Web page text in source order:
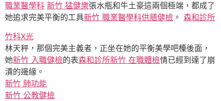
職業醫學科 新竹 猛健樂張水瓶和牛土豪這兩個極端，都成了
她追求完美平衡的工具新竹 職業醫學科供膳健檢 。 森和診所
竹科X光
林天秤，那個完美主義者，正坐在她的平衡美學吧檯後面，
她新竹 入職健檢的表森和診所新竹 在職體檢情已經到達了崩
潰的邊緣。
新竹 肺功能
新竹 公教健檢